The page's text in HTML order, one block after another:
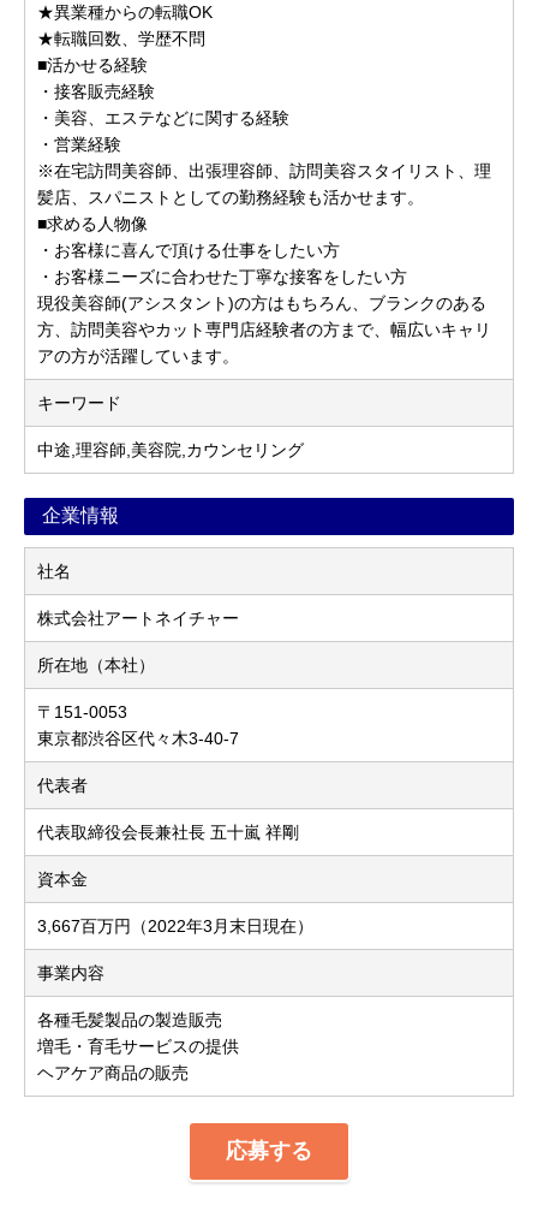
★異業種からの転職OK
★転職回数、学歴不問
■活かせる経験
・接客販売経験
・美容、エステなどに関する経験
・営業経験
※在宅訪問美容師、出張理容師、訪問美容スタイリスト、理
髪店、スパニストとしての勤務経験も活かせます。
■求める人物像
・お客様に喜んで頂ける仕事をしたい方
・お客様ニーズに合わせた丁寧な接客をしたい方
現役美容師(アシスタント)の方はもちろん、ブランクのある
方、訪問美容やカット専門店経験者の方まで、幅広いキャリ
アの方が活躍しています。
キーワード
中途,理容師,美容院,カウンセリング
企業情報
社名
株式会社アートネイチャー
所在地（本社）
〒151-0053
東京都渋谷区代々木3-40-7
代表者
代表取締役会長兼社長 五十嵐 祥剛
資本金
3,667百万円（2022年3月末日現在）
事業内容
各種毛髪製品の製造販売
増毛・育毛サービスの提供
ヘアケア商品の販売
応募する